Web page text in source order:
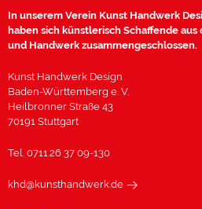
In unserem Verein Kunst Handwerk
haben sich künstlerisch Schaffende
und Handwerk zusammengeschlossen.
Kunst Handwerk Design
Baden-Württemberg e. V.
Heilbronner Straße 43
70191 Stuttgart
Tel. 0711.26 37 09-130
khd@kunsthandwerk.de